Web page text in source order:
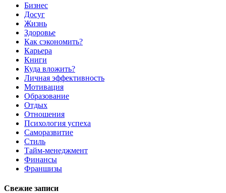
Бизнес
Досуг
Жизнь
Здоровье
Как сэкономить?
Карьера
Книги
Куда вложить?
Личная эффективность
Мотивация
Образование
Отдых
Отношения
Психология успеха
Саморазвитие
Стиль
Тайм-менеджмент
Финансы
Франшизы
Свежие записи